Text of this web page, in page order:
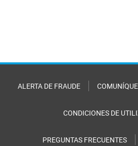
ALERTA DE FRAUDE
CONDICIONES DE
PREGUNTAS FRECUENTES